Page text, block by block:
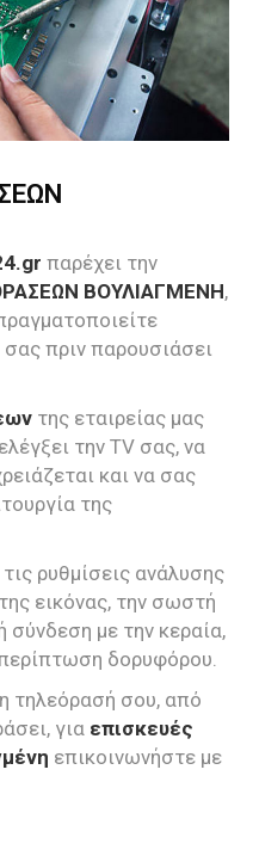
παρέχει την
ΒΟΥΛΙΑΓΜΕΝΗ,
πριν παρουσιάσει
της εταιρείας μας
την TV σας, να
και να σας
της
ρυθμίσεις ανάλυσης
εικόνας, την σωστή
με την κεραία,
δορυφόρου.
τηλεόρασή σου, από
για επισκευές
επικοινωνήστε με